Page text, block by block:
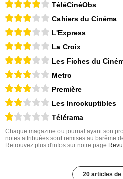
TéléCinéObs
Cahiers du Cinéma
L'Express
La Croix
Les Fiches du
Metro
Première
Les Inrockuptibles
Télérama
Chaque magazine ou journal ayant son
notes attribuées sont remises au barême
Retrouvez plus d'infos sur notre page
20 articles